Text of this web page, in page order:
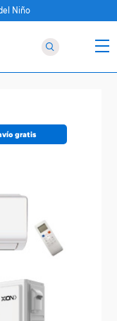
gratis
Niño